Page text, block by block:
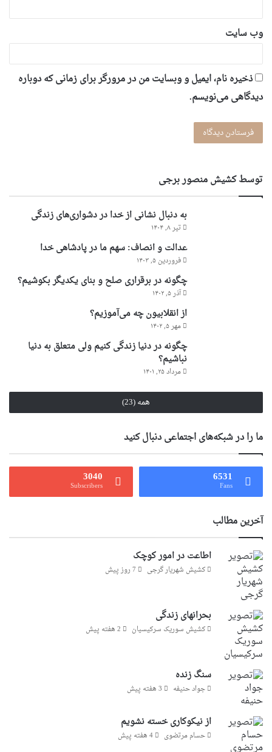
وب‌ سایت
ذخیره نام، ایمیل و وبسایت من در مرورگر برای زمانی که دوباره
دیدگاهی می‌نویسم.
توسط کشیش منصور برجی
به دنبال نشانی از خدا در دشواری‌های زندگی
تیر ۸, ۱۴۰۴
عدالت و انصاف: سهم ما در پادشاهی خدا
فروردین ۵, ۱۴۰۳
چگونه در برقراری صلح و بنای یکدیگر بکوشیم؟
آذر ۵, ۱۴۰۲
از انقلابیون چه می‌آموزیم؟
مهر ۵, ۱۴۰۲
چگونه در دنیا زندگی کنیم ولی متعلق به دنیا
نباشیم؟
مرداد ۲۵, ۱۴۰۱
همه (23)
ما را در شبکه‌های اجتماعی دنبال کنید
6531
Fans
3040
Subscribers
آخرین مطالب
اطاعت در امور کوچک
کشیش شهریار گرجى 7 روز پیش
بحرانهای زندگی
کشیش سوریک سرکیسیان 2 هفته پیش
سنگ زنده
جواد حنیفه 3 هفته پیش
از نیکوکاری خسته نشویم
حسام مرتضوی 4 هفته پیش